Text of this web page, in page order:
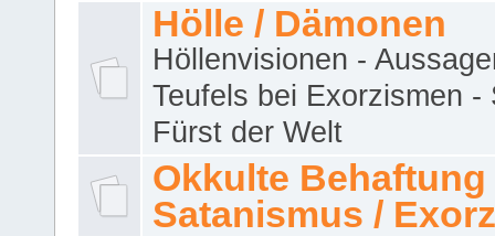
Hölle / Dämonen
Höllenvisionen -
Teufels bei Exorzismen -
Fürst der Welt
Okkulte Behaftung
Satanismus /